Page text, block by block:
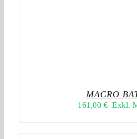
MACRO
161,00 € Exkl.